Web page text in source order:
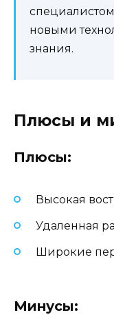
новыми
знания.
Плюсы и
Плюсы:
Высокая
Удаленная
Широкие
Минусы: